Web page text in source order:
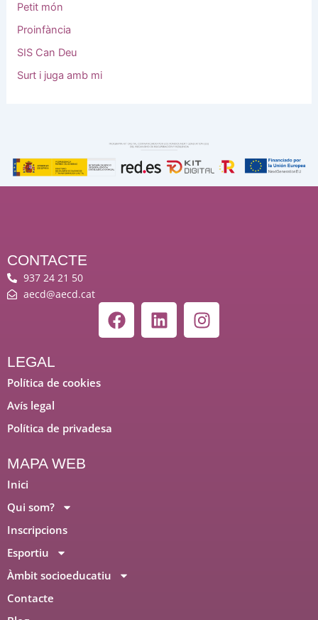
Petit món
Proinfància
SIS Can Deu
Surt i juga amb mi
CONTACTE
937 24 21 50
aecd@aecd.cat
F
a
L
i
I
n
LEGAL
Política de cookies
Avís legal
Política de privadesa
MAPA WEB
Inici
Qui som?
Inscripcions
Esportiu
Àmbit socioeducatiu
Contacte